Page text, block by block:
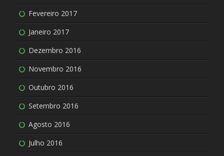
Fevereiro 2017
Janeiro 2017
Dezembro 2016
Novembro 2016
Outubro 2016
Setembro 2016
Agosto 2016
Julho 2016